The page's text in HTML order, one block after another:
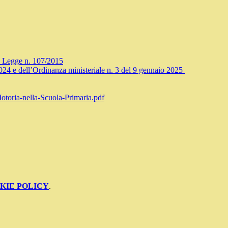
n. 107/2015
e dell’Ordinanza ministeriale n. 3 del 9 gennaio 2025
nella-Scuola-Primaria.pdf
POLICY.